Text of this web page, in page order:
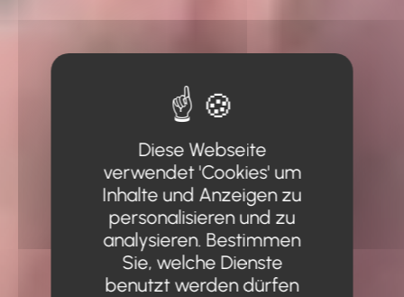
Diese Webseite
verwendet 'Cookies' um
Inhalte und Anzeigen zu
personalisieren und zu
analysieren. Bestimmen
Sie, welche Dienste
benutzt werden dürfen